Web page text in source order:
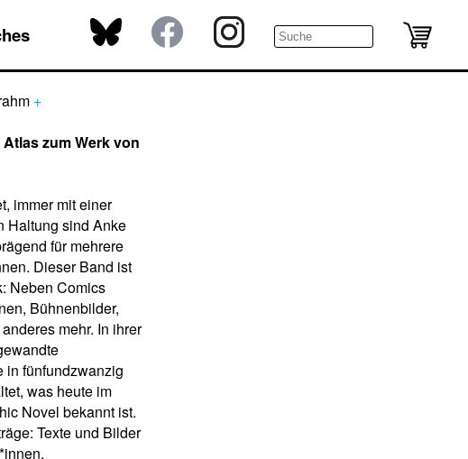
+
zum Werk von
immer mit einer
Haltung sind Anke
für mehrere
Dieser Band ist
Neben Comics
Bühnenbilder,
mehr. In ihrer
in fünfundzwanzig
was heute im
Novel bekannt ist.
Texte und Bilder